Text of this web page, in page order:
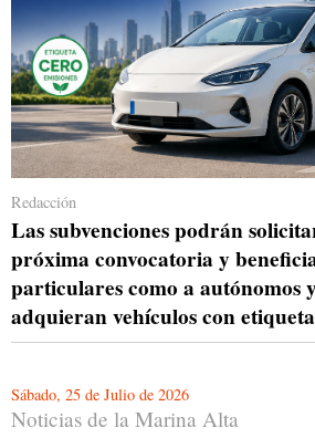
Redacción
Las subvenciones podrán
próxima convocatoria y
particulares como a autónomos
adquieran vehículos con
Sábado, 25 de Julio de 2026
Noticias de la Marina Alta